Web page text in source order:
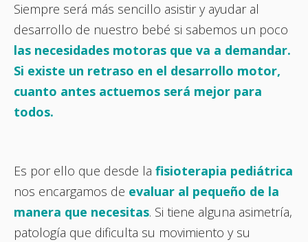
Siempre será más sencillo asistir y ayudar al
desarrollo de nuestro bebé si sabemos un poco
las necesidades motoras que va a demandar.
Si existe un retraso en el desarrollo motor,
cuanto antes actuemos será mejor para
todos.
Es por ello que desde la fisioterapia pediátrica
nos encargamos de evaluar al pequeño de la
manera que necesitas. Si tiene alguna asimetría,
patología que dificulta su movimiento y su